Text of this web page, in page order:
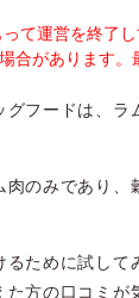
て運営を終了し
合があります。
グフードは、
肉のみであり
るために試し
方の口コミが